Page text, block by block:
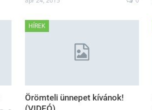
HÍREK
Örömteli ünnepet kívánok!